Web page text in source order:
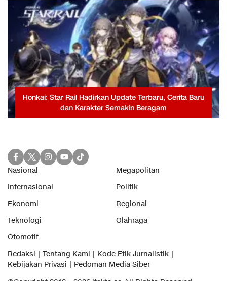
Honkai: Star Rail Hadirkan Update Terbaru, Cerita Baru
dan Karakter Semakin Beragam
Nasional
Megapolitan
Internasional
Politik
Ekonomi
Regional
Teknologi
Olahraga
Otomotif
Redaksi
Tentang Kami
Kode Etik Jurnalistik
Kebijakan Privasi
Pedoman Media Siber